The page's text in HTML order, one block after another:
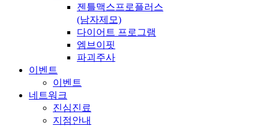
젠틀맥스프로플러스
(남자제모)
다이어트 프로그램
엠브이핏
파괴주사
이벤트
이벤트
네트워크
진심진료
지점안내